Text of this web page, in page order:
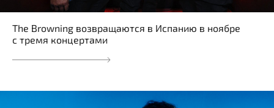
The Browning возвращаются в Испанию в ноябре
с тремя концертами